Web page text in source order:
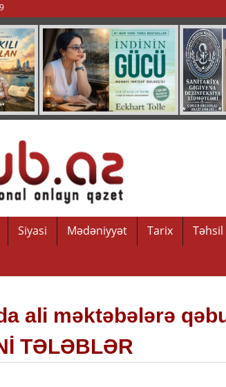
Siyasi Mədəniyyət Tarix Təhsil
ali məktəbələrə
TƏLƏBLƏR